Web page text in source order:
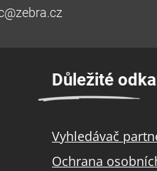
Důležité
Vyhledávač
Ochrana